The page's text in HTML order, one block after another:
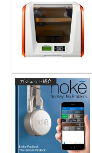
ガジェット紹介